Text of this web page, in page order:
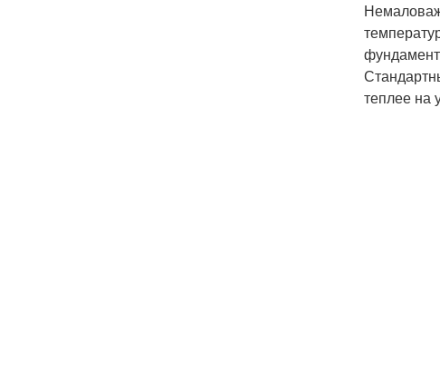
теплее на